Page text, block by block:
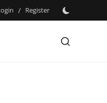
/ Register